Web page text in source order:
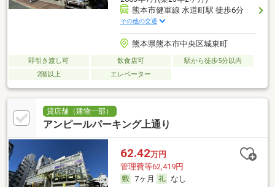
熊本市健軍線 水道町駅 徒歩6分
その他の交通
熊本県熊本市中央区城東町
即引き渡し可 飲食店可
駅から徒歩5分以内
2階以上
エレベーター
貸店舗（建物一部）
アンピールパーキング上通り
62.42万円
管理費等62,419円
7ヶ月
なし